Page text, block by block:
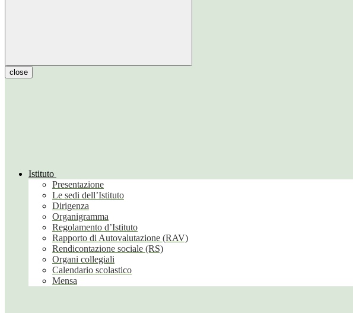
close
Istituto
Presentazione
Le sedi dell’Istituto
Dirigenza
Organigramma
Regolamento d’Istituto
Rapporto di Autovalutazione (RAV)
Rendicontazione sociale (RS)
Organi collegiali
Calendario scolastico
Mensa